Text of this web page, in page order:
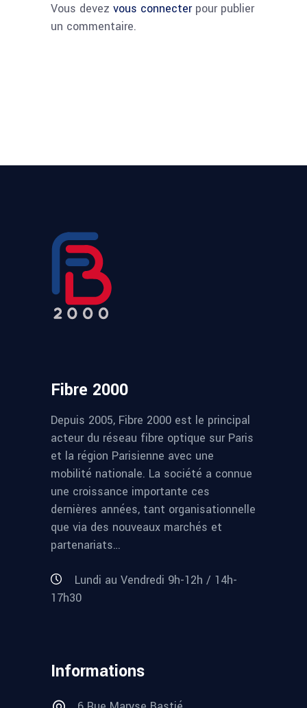
Vous devez vous connecterpour publier
un commentaire.
Fibre 2000
Depuis 2005, Fibre 2000 est le principal
acteur du réseau fibre optique sur Paris
et la région Parisienne avec une
mobilité nationale. La société a connue
une croissance importante ces
dernières années, tant organisationnelle
que via des nouveaux marchés et
partenariats…
Lundi au Vendredi 9h-12h / 14h-
17h30
Informations